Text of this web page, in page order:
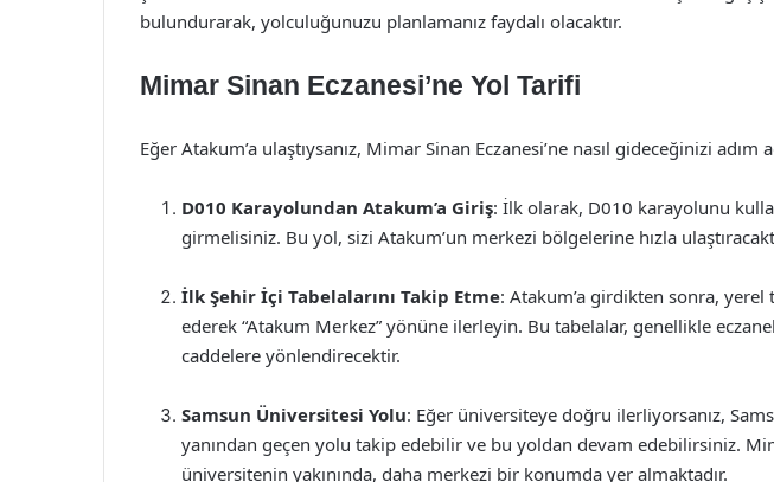
bulundurarak, yolculuğunuzu planlamanız faydalı olacaktır.
Mimar Sinan Eczanesi’ne Yol Tarifi
Eğer Atakum’a ulaştıysanız, Mimar Sinan Eczanesi’ne nasıl gideceğinizi adım
D010 Karayolundan Atakum’a Giriş: İlk olarak, D010 karayolunu
girmelisiniz. Bu yol, sizi Atakum’un merkezi bölgelerine hızla
İlk Şehir İçi Tabelalarını Takip Etme: Atakum’a girdikten sonra, yerel
ederek “Atakum Merkez” yönüne ilerleyin. Bu tabelalar, genellikle
caddelere yönlendirecektir.
Samsun Üniversitesi Yolu: Eğer üniversiteye doğru ilerliyorsanız,
yanından geçen yolu takip edebilir ve bu yoldan devam edebilirsiniz.
üniversitenin yakınında, daha merkezi bir konumda yer almaktadır.